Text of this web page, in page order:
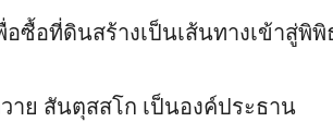
ซื้อที่ดินสร้างเป็นเส้นทางเข้าสู่พิ
ย สันตุสสโก เป็นองค์ประธาน